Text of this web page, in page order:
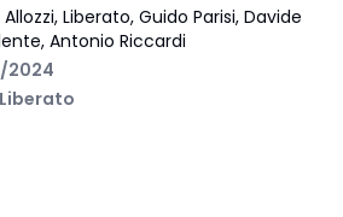
Liberato, Guido Parisi, Davide
Antonio Riccardi
2024
Liberato